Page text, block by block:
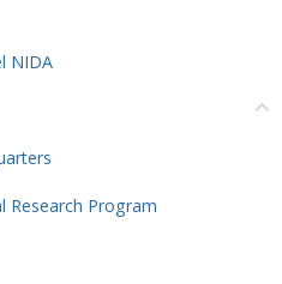
NIDA
Research Program